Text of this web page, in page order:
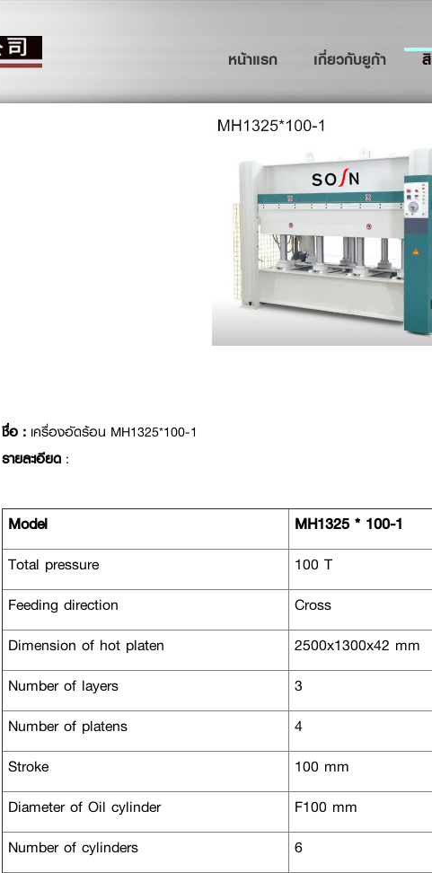
หน้าแรก(current)เกี่ยวกับยูก้า
ชื่อ : เครื่องอัดร้อน MH1325*100-1
รายละเอียด :
Model
MH1325 * 100-1
Total pressure
100 T
Feeding direction
Cross
Dimension of hot platen
2500x1300x42 mm
Number of layers
3
Number of platens
4
Stroke
100 mm
Diameter of Oil cylinder
F100 mm
Number of cylinders
6